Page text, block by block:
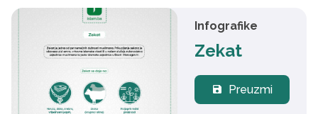
Infografike
Zekat
save Preuzmi